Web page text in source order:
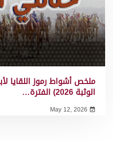
ملخص أشواط رموز اللقايا
الوثبة 2026) الفترة…
May 12, 2026